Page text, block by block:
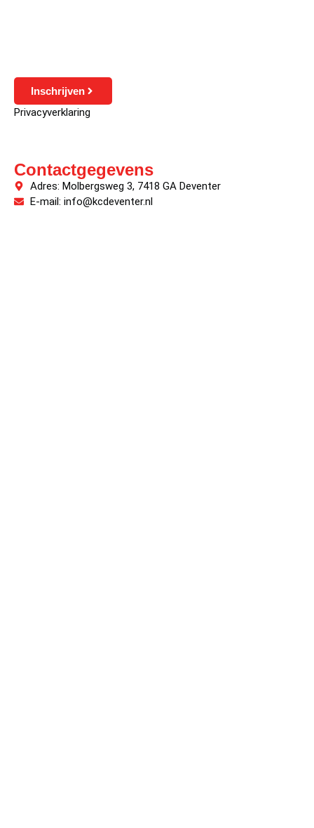
Inschrijven
Privacyverklaring
Contactgegevens
Adres: Molbergsweg 3, 7418 GA Deventer
E-mail: info@kcdeventer.nl